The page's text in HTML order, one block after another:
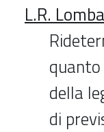
L.R.
della
di